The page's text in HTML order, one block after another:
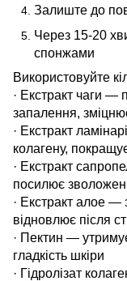
Залиште до
Через 15-20
спонжами
Використовуйте
· Екстракт чаги —
запалення,
· Екстракт
колагену,
· Екстракт
посилює
· Екстракт алое —
відновлює після
· Пектин —
гладкість шкіри
· Гідролізат